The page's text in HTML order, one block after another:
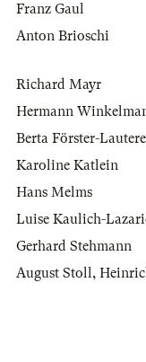
Franz Gaul
Anton Brioschi
Richard Mayr
Hermann
Berta Förster-
Karoline Katlein
Hans Melms
Luise Kaulich-
Gerhard Stehmann
August Stoll,